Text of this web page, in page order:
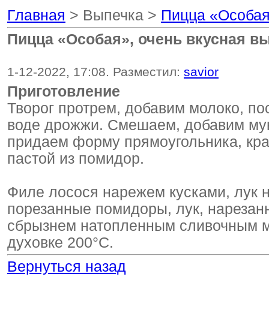
Главная > Выпечка > Пицца
Пицца «Особая», очень вкусная
1-12-2022, 17:08. Разместил: savior
Приготовление
Творог протрем, добавим молоко,
воде дрожжи. Смешаем, добавим
придаем форму прямоугольника,
пастой из помидор.
Филе лосося нарежем кусками,
порезанные помидоры, лук,
сбрызнем натопленным сливочным
духовке 200°С.
Вернуться назад